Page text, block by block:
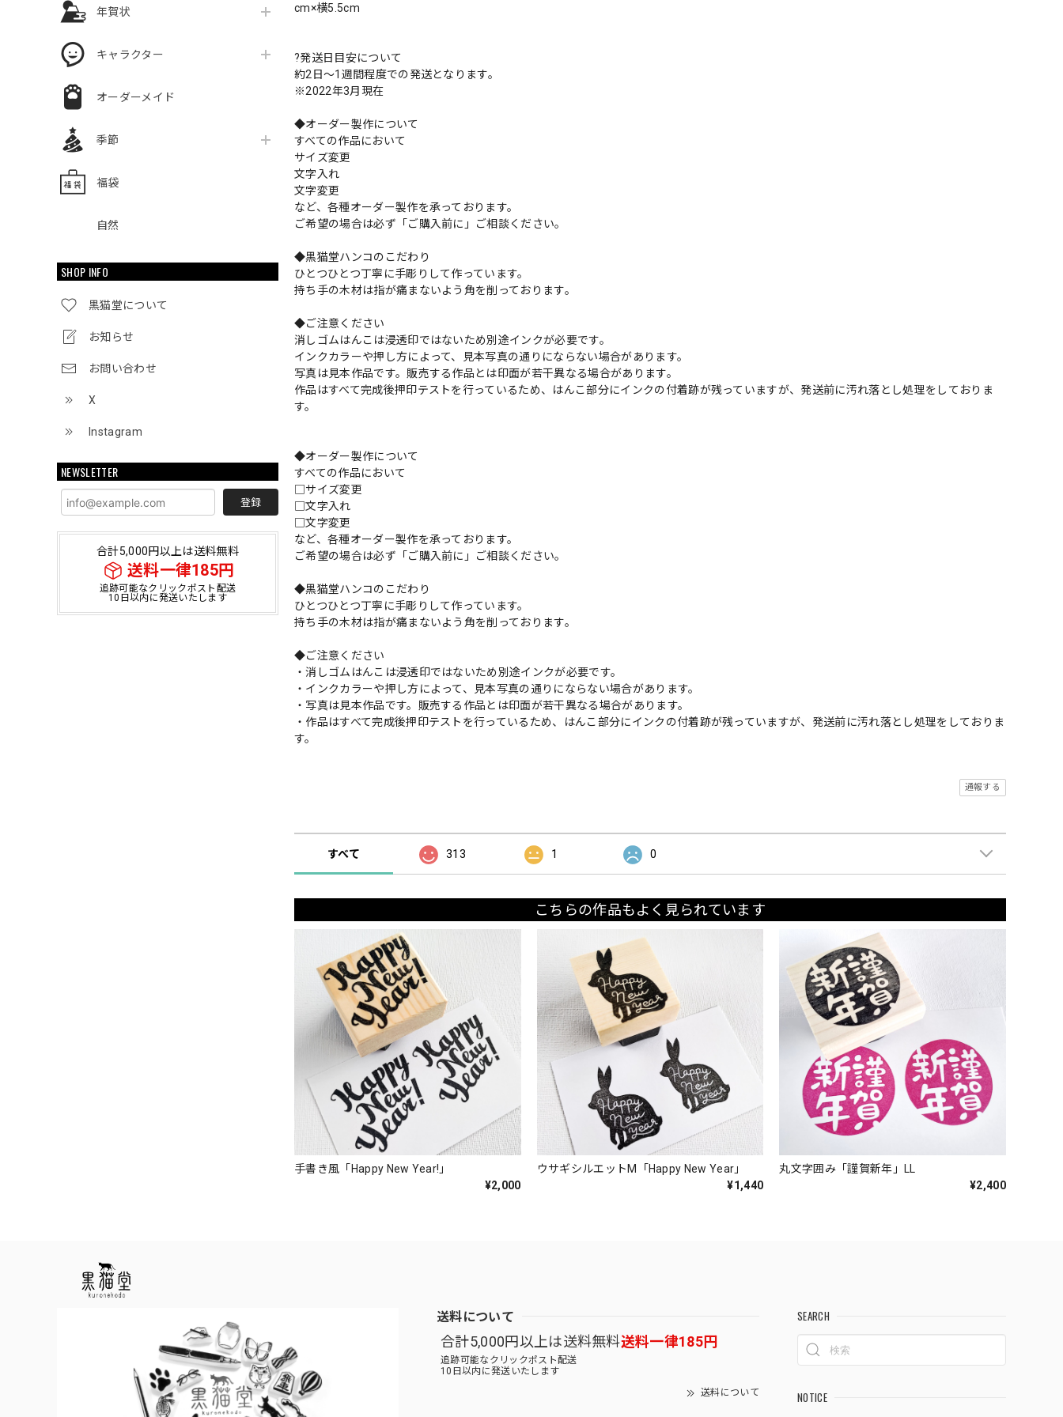
年賀状
キャラクター
オーダーメイド
季節
福袋
自然
SHOP INFO
黒猫堂について
お知らせ
お問い合わせ
X
Instagram
NEWSLETTER
登録
合計5,000円以上は送料無料
送料一律185円
追跡可能なクリックポスト配送
10日以内に発送いたします
cm×横5.5cm
?発送日目安について
約2日〜1週間程度での発送となります。
※2022年3月現在
◆オーダー製作について
すべての作品において
サイズ変更
文字入れ
文字変更
など、各種オーダー製作を承っております。
ご希望の場合は必ず「ご購入前に」ご相談ください。
◆黒猫堂ハンコのこだわり
ひとつひとつ丁寧に手彫りして作っています。
持ち手の木材は指が痛まないよう角を削っております。
◆ご注意ください
消しゴムはんこは浸透印ではないため別途インクが必要です。
インクカラーや押し方によって、見本写真の通りにならない場合があります。
写真は見本作品です。販売する作品とは印面が若干異なる場合があります。
作品はすべて完成後押印テストを行っているため、はんこ部分にインクの付着跡が残っていますが、発送前に汚れ落とし処理をしておりま
す。
◆オーダー製作について
すべての作品において
□サイズ変更
□文字入れ
□文字変更
など、各種オーダー製作を承っております。
ご希望の場合は必ず「ご購入前に」ご相談ください。
◆黒猫堂ハンコのこだわり
ひとつひとつ丁寧に手彫りして作っています。
持ち手の木材は指が痛まないよう角を削っております。
◆ご注意ください
・消しゴムはんこは浸透印ではないため別途インクが必要です。
・インクカラーや押し方によって、見本写真の通りにならない場合があります。
・写真は見本作品です。販売する作品とは印面が若干異なる場合があります。
・作品はすべて完成後押印テストを行っているため、はんこ部分にインクの付着跡が残っていますが、発送前に汚れ落とし処理をしておりま
す。
通報する
すべて 313 1 0
こちらの作品もよく見られています
手書き風「Happy New Year!」
¥2,000
ウサギシルエットM「Happy New Year」
¥1,440
丸文字囲み「謹賀新年」LL
¥2,400
送料について
合計5,000円以上は送料無料送料一律185円
追跡可能なクリックポスト配送
10日以内に発送いたします
送料について
SEARCH
NOTICE